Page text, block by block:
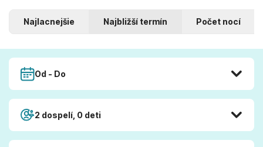
Najlacnejšie Najbližší termín Počet nocí
Od - Do
2 dospelí, 0 deti